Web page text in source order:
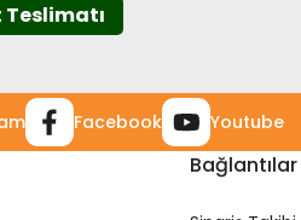
Teslimatı
Facebook Youtube
Bağlantılar